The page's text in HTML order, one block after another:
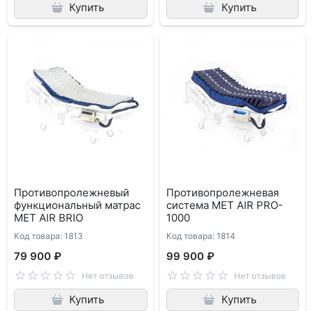
Купить Купить
Противопролежневый
функциональный матрас
MET AIR BRIO
Код товара: 1813
79 900 ₽
Нет отзывов
Купить
Противопролежневая
система MET AIR PRO-
1000
Код товара: 1814
99 900 ₽
Нет отзывов
Купить